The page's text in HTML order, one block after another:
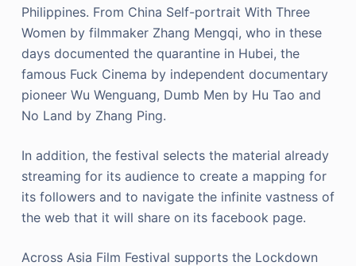
Philippines. From China Self-portrait With Three
Women by filmmaker Zhang Mengqi, who in these
days documented the quarantine in Hubei, the
famous Fuck Cinema by independent documentary
pioneer Wu Wenguang, Dumb Men by Hu Tao and
No Land by Zhang Ping.
In addition, the festival selects the material already
streaming for its audience to create a mapping for
its followers and to navigate the infinite vastness of
the web that it will share on its facebook page.
Across Asia Film Festival supports the Lockdown